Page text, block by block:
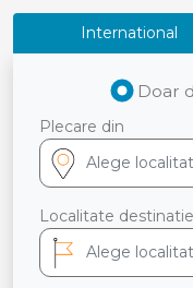
International
Doar
Plecare din
Localitate destinatie